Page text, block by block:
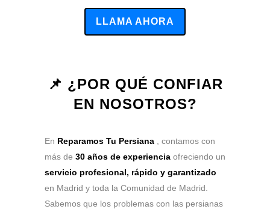
LLAMA AHORA
📌 ¿POR QUÉ CONFIAR
EN NOSOTROS?
En Reparamos Tu Persiana , contamos con
más de 30 años de experiencia ofreciendo un
servicio profesional, rápido y garantizado
en Madrid y toda la Comunidad de Madrid.
Sabemos que los problemas con las persianas